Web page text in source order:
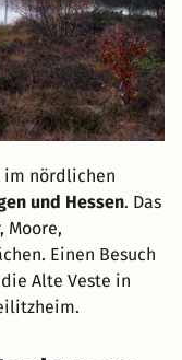
im nördlichen
und Hessen. Das
Moore,
Einen Besuch
Alte Veste in